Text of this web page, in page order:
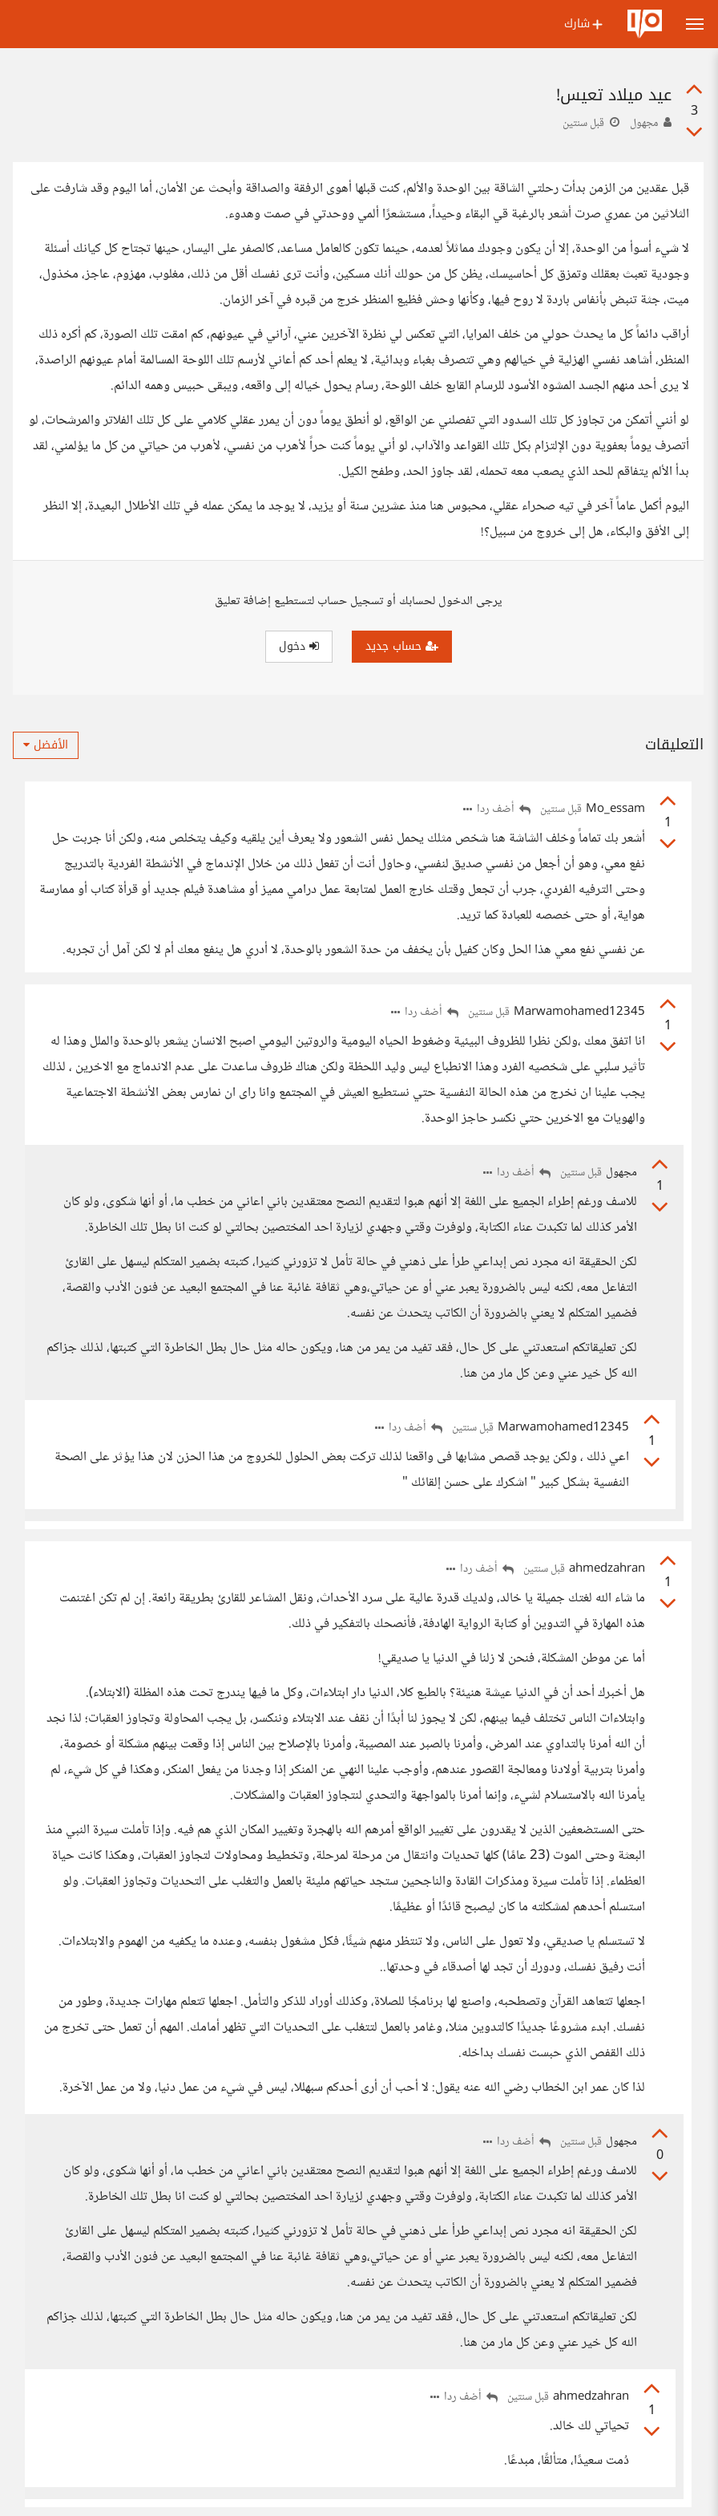
شارك
3
عيد ميلاد تعيس!
مجهول قبل سنتين
قبل عقدين من الزمن بدأت رحلتي الشاقة بين الوحدة والألم، كنت قبلها أهوى الرفقة والصداقة وأبحث عن الأمان، أما اليوم وقد شارفت على
الثلاثين من عمري صرت أشعر بالرغبة قي البقاء وحيداً، مستشعرًا ألمي ووحدتي في صمت وهدوء.
لا شيء أسوأ من الوحدة، إلا أن يكون وجودك مماثلاً لعدمه، حينما تكون كالعامل مساعد، كالصفر على اليسار، حينها تجتاح كل كيانك أسئلة
وجودية تعبث بعقلك وتمزق كل أحاسيسك، يظن كل من حولك أنك مسكين، وأنت ترى نفسك أقل من ذلك، مغلوب، مهزوم، عاجز، مخذول،
ميت، جثة تنبض بأنفاس باردة لا روح فيها، وكأنها وحش فظيع المنظر خرج من قبره في آخر الزمان.
أراقب دائماً كل ما يحدث حولي من خلف المرايا، التي تعكس لي نظرة الآخرين عني، آراني في عيونهم، كم امقت تلك الصورة، كم أكره ذلك
المنظر، أشاهد نفسي الهزلية في خيالهم وهي تتصرف بغباء وبدائية، لا يعلم أحد كم أعاني لأرسم تلك اللوحة المسالمة أمام عيونهم الراصدة،
لا يرى أحد منهم الجسد المشوه الأسود للرسام القابع خلف اللوحة، رسام يحول خياله إلى واقعه، ويبقى حبيس وهمه الدائم.
لو أنني أتمكن من تجاوز كل تلك السدود التي تفصلني عن الواقع، لو أنطق يوماً دون أن يمرر عقلي كلامي على كل تلك الفلاتر والمرشحات، لو
أتصرف يوماً بعفوية دون الإلتزام بكل تلك القواعد والآداب، لو أني يوماً كنت حراً لأهرب من نفسي، لأهرب من حياتي من كل ما يؤلمني، لقد
بدأ الألم يتفاقم للحد الذي يصعب معه تحمله، لقد جاوز الحد، وطفح الكيل.
اليوم أكمل عاماً آخر في تيه صحراء عقلي، محبوس هنا منذ عشرين سنة أو يزيد، لا يوجد ما يمكن عمله في تلك الأطلال البعيدة، إلا النظر
إلى الأفق والبكاء، هل إلى خروج من سبيل؟!
يرجى الدخول لحسابك أو تسجيل حساب لتستطيع إضافة تعليق
حساب جديد دخول
التعليقات الأفضل
1
Mo_essam قبل سنتين أضف ردا
أشعر بك تماماً وخلف الشاشة هنا شخص مثلك يحمل نفس الشعور ولا يعرف أين يلقيه وكيف يتخلص منه، ولكن أنا جربت حل
نفع معي، وهو أن أجعل من نفسي صديق لنفسي، وحاول أنت أن تفعل ذلك من خلال الإندماج في الأنشطة الفردية بالتدريج
وحتى الترفيه الفردي، جرب أن تجعل وقتك خارج العمل لمتابعة عمل درامي مميز أو مشاهدة فيلم جديد أو قرأة كتاب أو ممارسة
هواية، أو حتى خصصه للعبادة كما تريد.
عن نفسي نفع معي هذا الحل وكان كفيل بأن يخفف من حدة الشعور بالوحدة، لا أدري هل ينفع معك أم لا لكن آمل أن تجربه.
1
Marwamohamed12345 قبل سنتين أضف ردا
انا اتفق معك ،ولكن نظرا للظروف البيئية وضغوط الحياه اليومية والروتين اليومي اصبح الانسان يشعر بالوحدة والملل وهذا له
تأثير سلبي على شخصيه الفرد وهذا الانطباع ليس وليد اللحظة ولكن هناك ظروف ساعدت على عدم الاندماج مع الاخرين ، لذلك
يجب علينا ان نخرج من هذه الحالة النفسية حتي نستطيع العيش في المجتمع وانا راى ان نمارس بعض الأنشطة الاجتماعية
والهويات مع الاخرين حتي نكسر حاجز الوحدة.
1
مجهول قبل سنتين أضف ردا
للاسف ورغم إطراء الجميع على اللغة إلا أنهم هبوا لتقديم النصح معتقدين باني اعاني من خطب ما، أو أنها شكوى، ولو كان
الأمر كذلك لما تكبدت عناء الكتابة، ولوفرت وقتي وجهدي لزيارة احد المختصين بحالتي لو كنت انا بطل تلك الخاطرة.
لكن الحقيقة انه مجرد نص إبداعي طرأ على ذهني في حالة تأمل لا تزورني كثيرا، كتبته بضمير المتكلم ليسهل على القارئ
التفاعل معه، لكنه ليس بالضرورة يعبر عني أو عن حياتي،وهي ثقافة غائبة عنا في المجتمع البعيد عن فنون الأدب والقصة،
فضمير المتكلم لا يعني بالضرورة أن الكاتب يتحدث عن نفسه.
لكن تعليقاتكم استعدتني على كل حال، فقد تفيد من يمر من هنا، ويكون حاله مثل حال بطل الخاطرة التي كتبتها، لذلك جزاكم
الله كل خير عني وعن كل مار من هنا.
1
Marwamohamed12345 قبل سنتين أضف ردا
اعي ذلك ، ولكن يوجد قصص مشابها فى واقعنا لذلك تركت بعض الحلول للخروج من هذا الحزن لان هذا يؤثر على الصحة
النفسية بشكل كبير " اشكرك على حسن إلقائك "
1
ahmedzahran قبل سنتين أضف ردا
ما شاء الله لغتك جميلة يا خالد، ولديك قدرة عالية على سرد الأحداث، ونقل المشاعر للقارئ بطريقة رائعة. إن لم تكن اغتنمت
هذه المهارة في التدوين أو كتابة الرواية الهادفة، فأنصحك بالتفكير في ذلك.
أما عن موطن المشكلة، فنحن لا زلنا في الدنيا يا صديقي!
هل أخبرك أحد أن في الدنيا عيشة هنيئة؟ بالطبع كلا، الدنيا دار ابتلاءات، وكل ما فيها يندرج تحت هذه المظلة (الابتلاء).
وابتلاءات الناس تختلف فيما بينهم، لكن لا يجوز لنا أبدًا أن نقف عند الابتلاء وننكسر، بل يجب المحاولة وتجاوز العقبات؛ لذا نجد
أن الله أمرنا بالتداوي عند المرض، وأمرنا بالصبر عند المصيبة، وأمرنا بالإصلاح بين الناس إذا وقعت بينهم مشكلة أو خصومة،
وأمرنا بتربية أولادنا ومعالجة القصور عندهم، وأوجب علينا النهي عن المنكر إذا وجدنا من يفعل المنكر، وهكذا في كل شيء، لم
يأمرنا الله بالاستسلام لشيء، وإنما أمرنا بالمواجهة والتحدي لنتجاوز العقبات والمشكلات.
حتى المستضعفين الذين لا يقدرون على تغيير الواقع أمرهم الله بالهجرة وتغيير المكان الذي هم فيه. وإذا تأملت سيرة النبي منذ
البعثة وحتى الموت (23 عامًا) كلها تحديات وانتقال من مرحلة لمرحلة، وتخطيط ومحاولات لتجاوز العقبات، وهكذا كانت حياة
العظماء. إذا تأملت سيرة ومذكرات القادة والناجحين ستجد حياتهم مليئة بالعمل والتغلب على التحديات وتجاوز العقبات. ولو
استسلم أحدهم لمشكلته ما كان ليصبح قائدًا أو عظيمًا.
لا تستسلم يا صديقي، ولا تعول على الناس، ولا تنتظر منهم شيئًا، فكل مشغول بنفسه، وعنده ما يكفيه من الهموم والابتلاءات.
أنت رفيق نفسك، ودورك أن تجد لها أصدقاء في وحدتها..
اجعلها تتعاهد القرآن وتصطحبه، واصنع لها برنامجًا للصلاة، وكذلك أوراد للذكر والتأمل. اجعلها تتعلم مهارات جديدة، وطور من
نفسك. ابدء مشروعًا جديدًا كالتدوين مثلا، وغامر بالعمل لتتغلب على التحديات التي تظهر أمامك. المهم أن تعمل حتى تخرج من
ذلك القفص الذي حبست نفسك بداخله.
لذا كان عمر ابن الخطاب رضي الله عنه يقول: لا أحب أن أرى أحدكم سبهللا، ليس في شيء من عمل دنيا، ولا من عمل الآخرة.
0
مجهول قبل سنتين أضف ردا
للاسف ورغم إطراء الجميع على اللغة إلا أنهم هبوا لتقديم النصح معتقدين باني اعاني من خطب ما، أو أنها شكوى، ولو كان
الأمر كذلك لما تكبدت عناء الكتابة، ولوفرت وقتي وجهدي لزيارة احد المختصين بحالتي لو كنت انا بطل تلك الخاطرة.
لكن الحقيقة انه مجرد نص إبداعي طرأ على ذهني في حالة تأمل لا تزورني كثيرا، كتبته بضمير المتكلم ليسهل على القارئ
التفاعل معه، لكنه ليس بالضرورة يعبر عني أو عن حياتي،وهي ثقافة غائبة عنا في المجتمع البعيد عن فنون الأدب والقصة،
فضمير المتكلم لا يعني بالضرورة أن الكاتب يتحدث عن نفسه.
لكن تعليقاتكم استعدتني على كل حال، فقد تفيد من يمر من هنا، ويكون حاله مثل حال بطل الخاطرة التي كتبتها، لذلك جزاكم
الله كل خير عني وعن كل مار من هنا.
1
ahmedzahran قبل سنتين أضف ردا
تحياتي لك خالد.
دُمت سعيدًا، متألقًا، مبدعًا.